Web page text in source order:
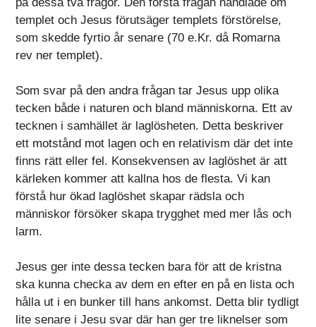
templet och Jesus förutsäger templets förstörelse,
som skedde fyrtio år senare (70 e.Kr. då Romarna
rev ner templet).
Som svar på den andra frågan tar Jesus upp olika
tecken både i naturen och bland människorna. Ett av
tecknen i samhället är laglösheten. Detta beskriver
ett motstånd mot lagen och en relativism där det inte
finns rätt eller fel. Konsekvensen av laglöshet är att
kärleken kommer att kallna hos de flesta. Vi kan
förstå hur ökad laglöshet skapar rädsla och
människor försöker skapa trygghet med mer lås och
larm.
Jesus ger inte dessa tecken bara för att de kristna
ska kunna checka av dem en efter en på en lista och
hålla ut i en bunker till hans ankomst. Detta blir tydligt
lite senare i Jesu svar där han ger tre liknelser som